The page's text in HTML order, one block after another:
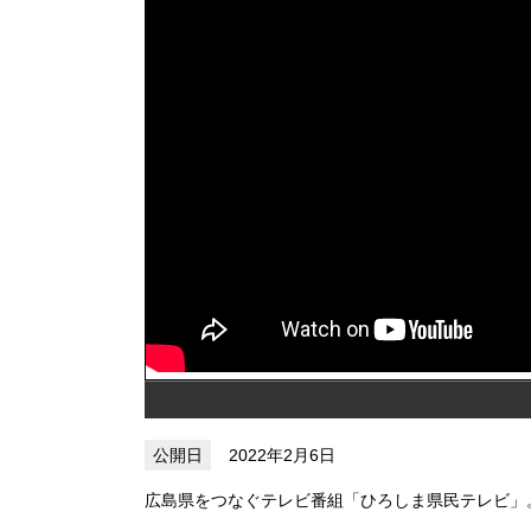
2022年2月6日
広島県をつなぐテレビ番組「ひろしま県民テレビ」